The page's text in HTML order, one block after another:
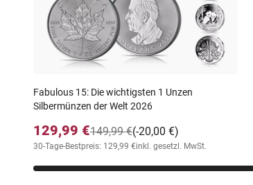
Fabulous 15: Die wichtigsten 1 Unzen
Silbermünzen der Welt 2026
129,99 € (-20,00 €)
149,99 €
30-Tage-Bestpreis: 129,99 €inkl. gesetzl. MwSt.